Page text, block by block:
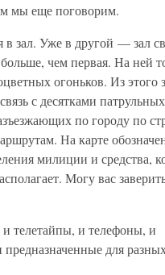
мы еще поговорим.
в зал. Уже в другой — зал
чем первая. На ней
огоньков. Из этого
с десятками
по городу по
На карте
милиции и средства,
Могу вас
и телетайпы, и телефоны, и
для